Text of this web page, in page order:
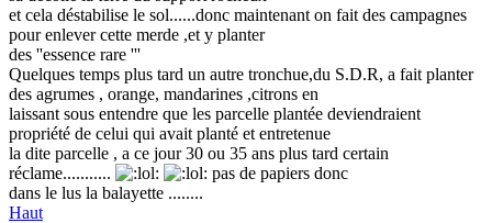
et cela déstabilise le sol......donc maintenant on fait des campagnes
pour enlever cette merde ,et y planter
des ''essence rare '''
Quelques temps plus tard un autre tronchue,du S.D.R, a fait planter
des agrumes , orange, mandarines ,citrons en
laissant sous entendre que les parcelle plantée deviendraient
propriété de celui qui avait planté et entretenue
la dite parcelle , a ce jour 30 ou 35 ans plus tard certain
réclame...........
pas de papiers donc
dans le lus la balayette ........
Haut